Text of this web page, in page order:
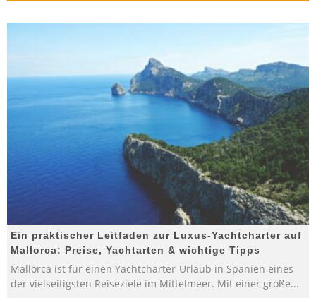
Ein praktischer Leitfaden zur Luxus-Yachtcharter auf
Mallorca: Preise, Yachtarten & wichtige Tipps
Mallorca ist für einen Yachtcharter-Urlaub in Spanien eines
der vielseitigsten Reiseziele im Mittelmeer. Mit einer große...